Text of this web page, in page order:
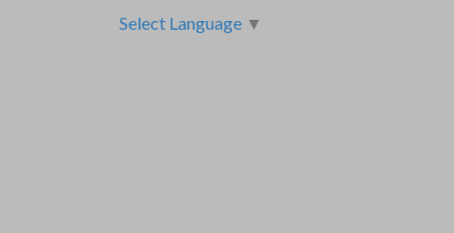
Select Language ▼